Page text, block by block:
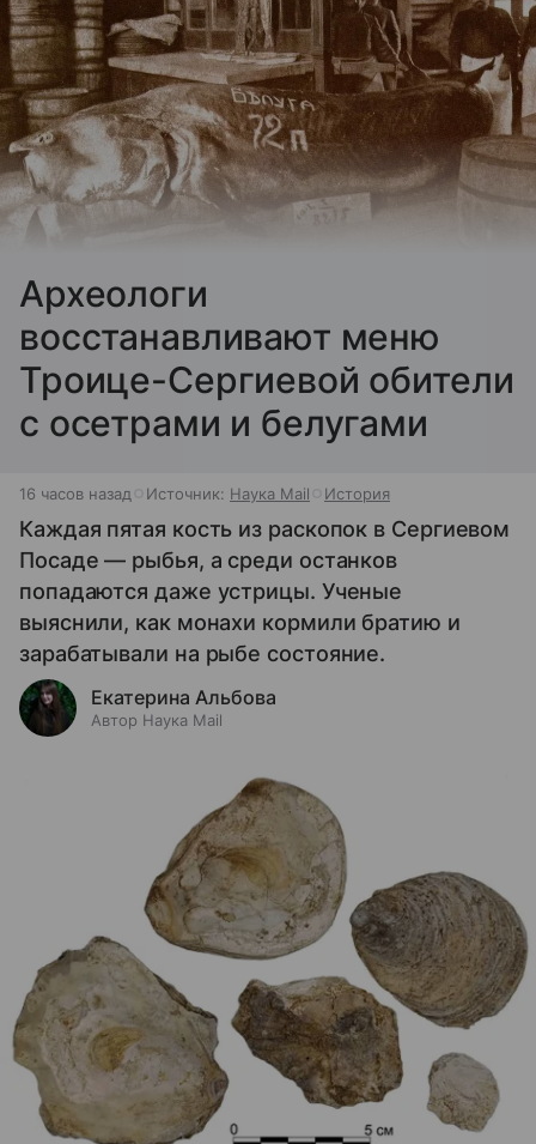
Археологи
восстанавливают меню
Троице-Сергиевой обители
с осетрами и белугами
16 часов назад Источник: Наука Mail История
Каждая пятая кость из раскопок в Сергиевом
Посаде — рыбья, а среди останков
попадаются даже устрицы. Ученые
выяснили, как монахи кормили братию и
зарабатывали на рыбе состояние.
Екатерина Альбова
Автор Наука Mail